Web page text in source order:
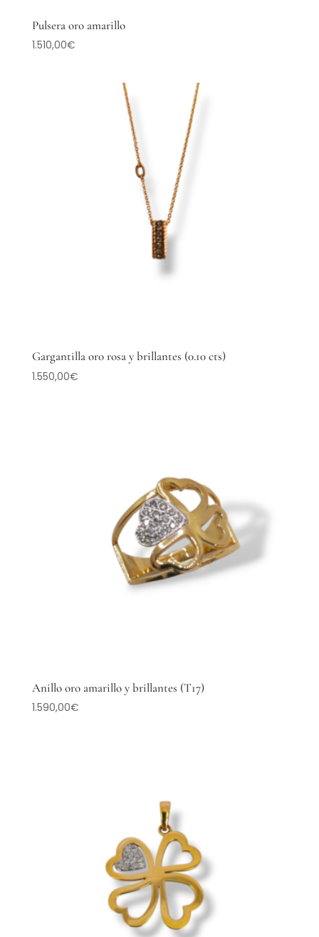
Pulsera oro amarillo
1.510,00€
Gargantilla oro rosa y brillantes (0.10 cts)
1.550,00€
Anillo oro amarillo y brillantes (T17)
1.590,00€